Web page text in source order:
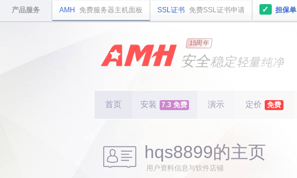
产品服务 AMH 免费服务器主机面板 SSL证书 免费SSL证书申请 ✓ 担保单
15周年
国内领先
安全稳定轻量纯净
首页 安装 7.3 免费 演示 定价 免费
hqs8899的主页
用户资料信息与软件店铺